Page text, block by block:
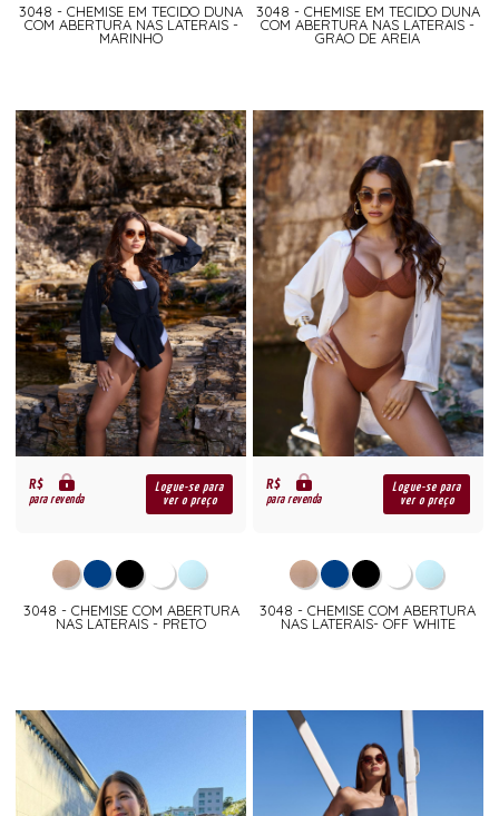
3048 - CHEMISE EM TECIDO DUNA
COM ABERTURA NAS LATERAIS -
MARINHO
3048 - CHEMISE EM TECIDO DUNA
COM ABERTURA NAS LATERAIS -
GRAO DE AREIA
R$
para revenda
Logue-se para
ver o preço
3048 - CHEMISE COM ABERTURA
NAS LATERAIS - PRETO
R$
para revenda
Logue-se para
ver o preço
3048 - CHEMISE COM ABERTURA
NAS LATERAIS- OFF WHITE